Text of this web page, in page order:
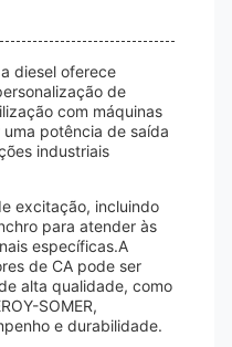
diesel oferece
de
com máquinas
potência de saída
industriais
excitação, incluindo
para atender às
específicas.A
de CA pode ser
alta qualidade, como
SOMER,
e durabilidade.